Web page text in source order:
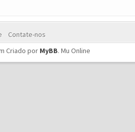
Contate-nos
Criado por MyBB. Mu Online